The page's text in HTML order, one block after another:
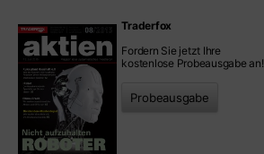
Traderfox
Fordern Sie jetzt Ihre
kostenlose Probeausgabe an!
Probeausgabe